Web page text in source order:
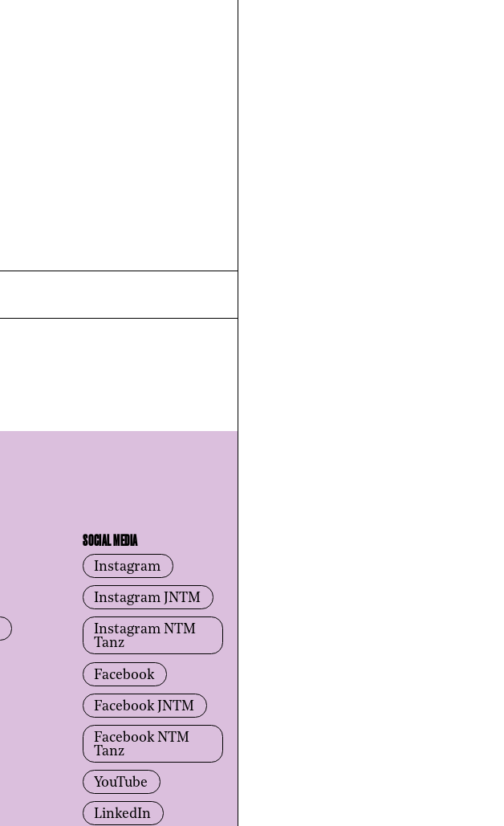
SOCIAL MEDIA
Instagram
Instagram JNTM
Instagram NTM
Tanz
Facebook
Facebook JNTM
Facebook NTM
Tanz
YouTube
LinkedIn